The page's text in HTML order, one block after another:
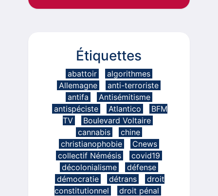
Étiquettes
abattoir
algorithmes
Allemagne
anti-terroriste
antifa
Antisémitisme
antispéciste
Atlantico
BFM
TV
Boulevard Voltaire
cannabis
chine
christianophobie
Cnews
collectif Némésis
covid19
décolonialisme
défense
démocratie
détrans
droit
constitutionnel
droit pénal